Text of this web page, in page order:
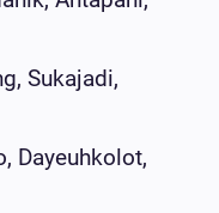
Sukajadi,
Dayeuhkolot,